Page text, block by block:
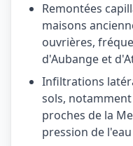
Remontées
maisons
ouvrières,
d'Aubange et
Infiltrations
sols,
proches de la
pression de